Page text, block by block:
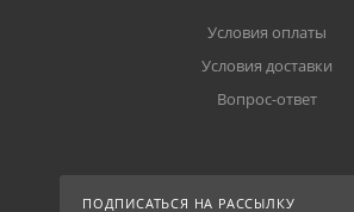
Условия оплаты
Условия доставки
Вопрос-ответ
ПОДПИСАТЬСЯ НА РАССЫЛКУ